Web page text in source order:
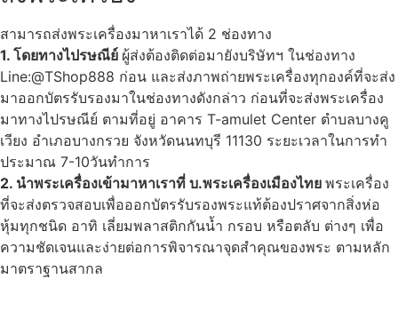
สามารถส่งพระเครื่องมาหาเราได้ 2 ช่องทาง
1. โดยทางไปรษณีย์ ผู้ส่งต้องติดต่อมายังบริษัทฯ ในช่องทาง
Line:@TShop888 ก่อน และส่งภาพถ่ายพระเครื่องทุกองค์ที่จะส่ง
มาออกบัตรรับรองมาในช่องทางดังกล่าว ก่อนที่จะส่งพระเครื่อง
มาทางไปรษณีย์ ตามที่อยู่ อาคาร T-amulet Center ตำบลบางคู
เวียง อำเภอบางกรวย จังหวัดนนทบุรี 11130 ระยะเวลาในการทำ
ประมาณ 7-10วันทำการ
2. นำพระเครื่องเข้ามาหาเราที่ บ.พระเครื่องเมืองไทย พระเครื่อง
ที่จะส่งตรวจสอบเพื่อออกบัตรรับรองพระแท้ต้องปราศจากสิ่งห่อ
หุ้มทุกชนิด อาทิ เลี่ยมพลาสติกกันน้ำ กรอบ หรือตลับ ต่างๆ เพื่อ
ความชัดเจนและง่ายต่อการพิจารณาจุดสำคุณของพระ ตามหลัก
มาตราฐานสากล